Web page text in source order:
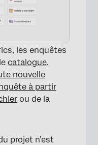
les enquêtes
catalogue.
nouvelle
à partir
ou de la
projet n’est